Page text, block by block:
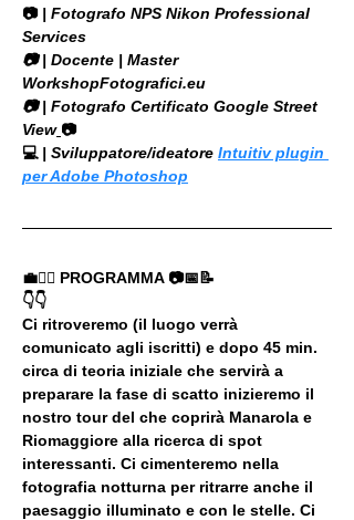
📷 | Fotografo NPS Nikon Professional
Services
​📷 | Docente | Master
WorkshopFotografici.eu
📷 | Fotografo Certificato Google Street
View 📷
💻 | Sviluppatore/ideatore Intuitiv plugin
per Adobe Photoshop
💼🚶‍♂️ PROGRAMMA 📷📅📝
👇👇
Ci ritroveremo (il luogo verrà
comunicato agli iscritti) e dopo 45 min.
circa di teoria iniziale che servirà a
preparare la fase di scatto inizieremo il
nostro tour del che coprirà Manarola e
Riomaggiore alla ricerca di spot
interessanti. Ci cimenteremo nella
fotografia notturna per ritrarre anche il
paesaggio illuminato e con le stelle. Ci